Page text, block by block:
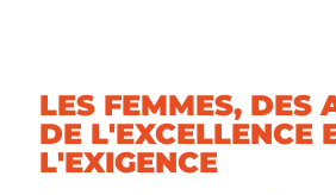
LES FEMMES, DES
DE L'EXCELLENCE
L'EXIGENCE